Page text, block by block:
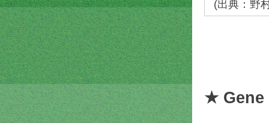
(出典：野
★ Gene